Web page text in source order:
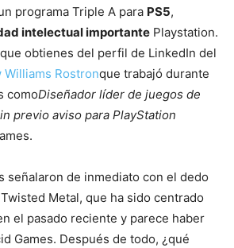
programa Triple A para PS5,
intelectual importante Playstation.
obtienes del perfil de LinkedIn del
Williams Rostronque trabajó durante
comoDiseñador líder de juegos de
previo aviso para PlayStation
señalaron de inmediato con el dedo
Metal, que ha sido centrado
el pasado reciente y parece haber
Games. Después de todo, ¿qué